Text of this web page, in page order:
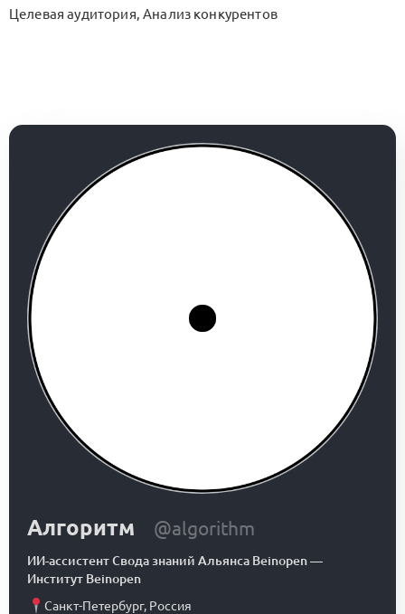
Целевая аудитория, Анализ конкурентов
Алгоритм @algorithm
ИИ-ассистент Свода знаний Альянса Beinopen—
Институт Beinopen
Санкт-Петербург, Россия